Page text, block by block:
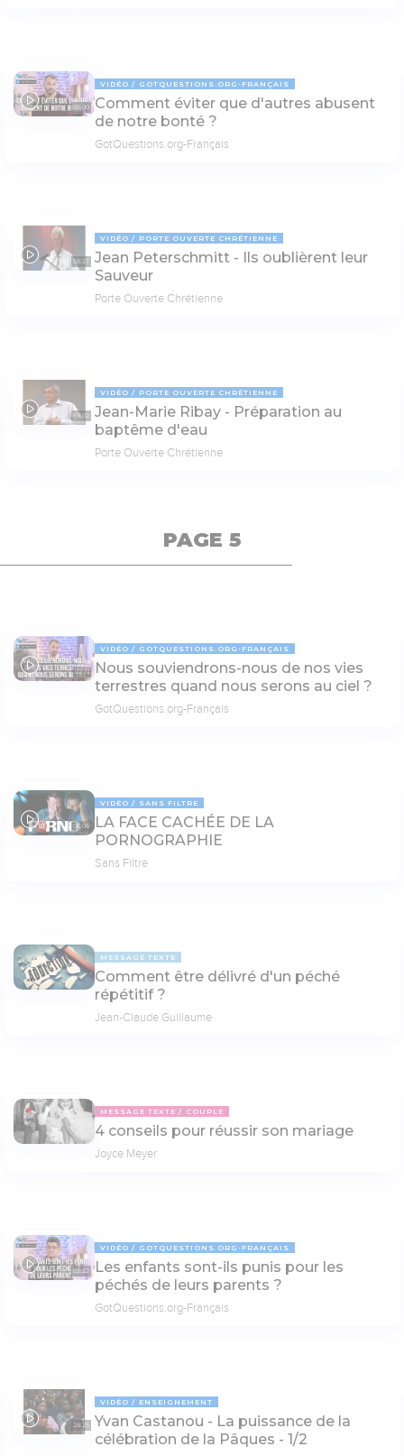
05:00
VIDÉO GOTQUESTIONS.ORG-FRANÇAIS
Comment éviter que d'autres abusent
de notre bonté ?
GotQuestions.org-Français
58:27
VIDÉO PORTE OUVERTE CHRÉTIENNE
Jean Peterschmitt - Ils oublièrent leur
Sauveur
Porte Ouverte Chrétienne
69:02
VIDÉO PORTE OUVERTE CHRÉTIENNE
Jean-Marie Ribay - Préparation au
baptême d'eau
Porte Ouverte Chrétienne
PAGE 5
02:31
VIDÉO GOTQUESTIONS.ORG-FRANÇAIS
Nous souviendrons-nous de nos vies
terrestres quand nous serons au ciel ?
GotQuestions.org-Français
08:06
VIDÉO SANS FILTRE
LA FACE CACHÉE DE LA
PORNOGRAPHIE
Sans Filtre
MESSAGE TEXTE
Comment être délivré d'un péché
répétitif ?
Jean-Claude Guillaume
MESSAGE TEXTE COUPLE
4 conseils pour réussir son mariage
Joyce Meyer
03:22
VIDÉO GOTQUESTIONS.ORG-FRANÇAIS
Les enfants sont-ils punis pour les
péchés de leurs parents ?
GotQuestions.org-Français
28:25
VIDÉO ENSEIGNEMENT
Yvan Castanou - La puissance de la
célébration de la Pâques - 1/2